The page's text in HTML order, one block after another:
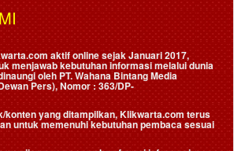
aktif online sejak Januari 2017,
menjawab kebutuhan informasi melalui dunia
oleh PT. Wahana Bintang Media
Pers), Nomor : 363/DP-
konten yang ditampilkan, Klikwarta.com terus
untuk memenuhi kebutuhan pembaca sesuai